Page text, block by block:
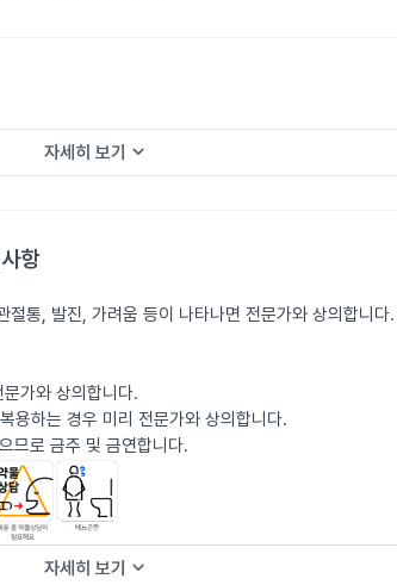
자세히 보기 keyboard_arrow_down
항
통, 발진, 가려움 등이 나타나면 전문가와 상의합니다.
가와 상의합니다.
용하는 경우 미리 전문가와 상의합니다.
므로 금주 및 금연합니다.
자세히 보기 keyboard_arrow_down